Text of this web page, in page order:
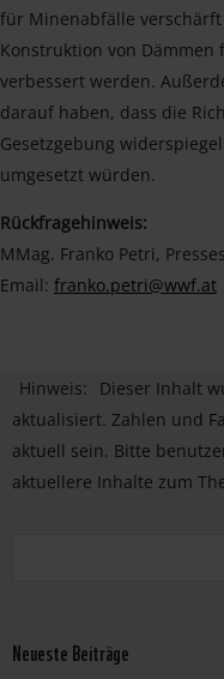
für Minenabfälle
Konstruktion von Dämmen
verbessert werden.
darauf haben, dass die
Gesetzgebung
umgesetzt würden.
Rückfragehinweis:
MMag. Franko Petri,
Email: franko.petri@wwf.at
Hinweis:
Dieser Inhalt
aktualisiert. Zahlen und
aktuell sein. Bitte
aktuellere Inhalte zum
Neueste Beiträge